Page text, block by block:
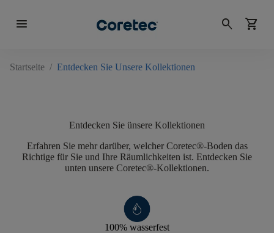
menu search shopping_cart
Startseite / Entdecken Sie Unsere Kollektionen
Entdecken Sie ünsere Kollektionen
Erfahren Sie mehr darüber, welcher Coretec®-Boden das
Richtige für Sie und Ihre Räumlichkeiten ist. Entdecken Sie
unten unsere Coretec®-Kollektionen.
100% wasserfest